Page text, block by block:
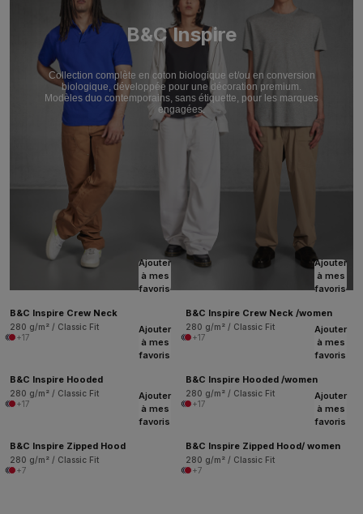
B&C Inspire
Collection complète en coton biologique et/ou en conversion
biologique, développée pour une décoration premium.
Modèles duo contemporains, sans étiquette, pour les marques
engagées.
Ajouter
à mes
favoris
B&C Inspire Crew Neck
280 g/m² / Classic Fit
+17
Ajouter
à mes
favoris
B&C Inspire Crew Neck /women
280 g/m² / Classic Fit
+17
Ajouter
à mes
favoris
B&C Inspire Hooded
280 g/m² / Classic Fit
+17
Ajouter
à mes
favoris
B&C Inspire Hooded /women
280 g/m² / Classic Fit
+17
Ajouter
à mes
favoris
B&C Inspire Zipped Hood
280 g/m² / Classic Fit
+7
Ajouter
à mes
favoris
B&C Inspire Zipped Hood/ women
280 g/m² / Classic Fit
+7